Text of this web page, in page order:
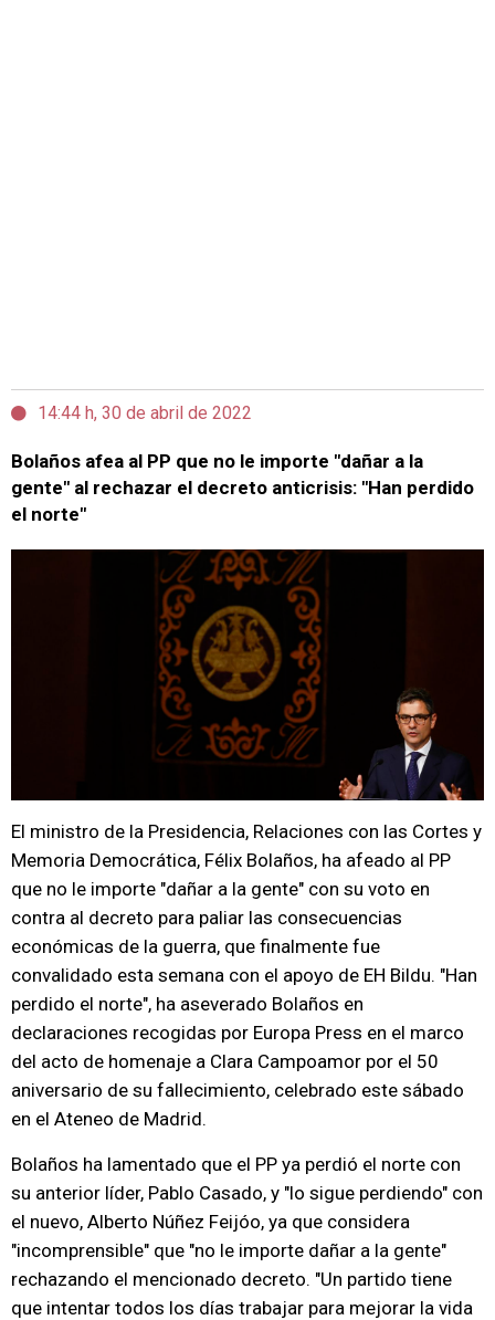
14:44 h, 30 de abril de 2022
Bolaños afea al PP que no le importe "dañar a la
gente" al rechazar el decreto anticrisis: "Han perdido
el norte"
El ministro de la Presidencia, Relaciones con las Cortes y
Memoria Democrática, Félix Bolaños, ha afeado al PP
que no le importe "dañar a la gente" con su voto en
contra al decreto para paliar las consecuencias
económicas de la guerra, que finalmente fue
convalidado esta semana con el apoyo de EH Bildu. "Han
perdido el norte", ha aseverado Bolaños en
declaraciones recogidas por Europa Press en el marco
del acto de homenaje a Clara Campoamor por el 50
aniversario de su fallecimiento, celebrado este sábado
en el Ateneo de Madrid.
Bolaños ha lamentado que el PP ya perdió el norte con
su anterior líder, Pablo Casado, y "lo sigue perdiendo" con
el nuevo, Alberto Núñez Feijóo, ya que considera
"incomprensible" que "no le importe dañar a la gente"
rechazando el mencionado decreto. "Un partido tiene
que intentar todos los días trabajar para mejorar la vida